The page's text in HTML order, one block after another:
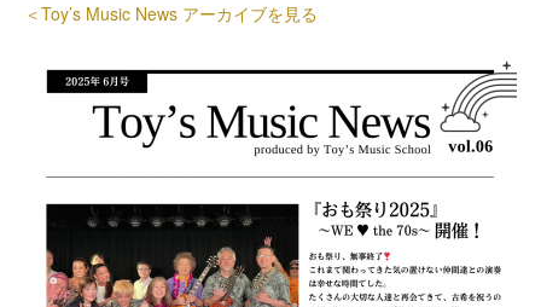
＜Toy’s Music News アーカイブを見る